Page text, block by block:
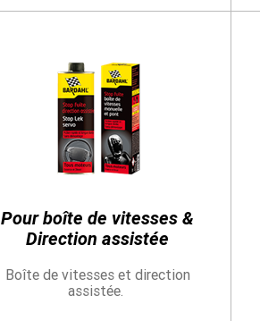
Pour boîte de vitesses &
Direction assistée
Boîte de vitesses et direction
assistée.